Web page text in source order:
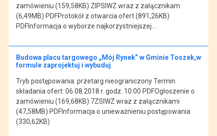
zamówieniu (159,58KB) ZIPSIWZ wraz z załącznikam
(6,49MB) PDFProtokół z otwarcia ofert (891,26KB)
PDFInformacja o wyborze najkorzystniejszej…
Budowa placu targowego „Mój Rynek” w Gminie Toszek,w
formule zaprojektuj i wybuduj
Tryb postępowania: przetarg nieograniczony Termin
składania ofert: 06.08.2018 r. godz. 10:00 PDFOgłoszenie o
zamówieniu (169,68KB) 7ZSIWZ wraz z załącznikami
(47,58MB) PDFInformacja o unieważnieniu postępowania
(330,62KB)